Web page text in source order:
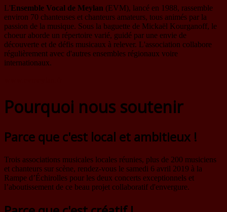
L'Ensemble Vocal de Meylan (EVM), lancé en 1988, rassemble
environ 70 chanteuses et chanteurs amateurs, tous animés par la
passion de la musique. Sous la baguette de Mickaël Kourganoff, le
choeur aborde un répertoire varié, guidé par une envie de
découverte et de défis musicaux à relever. L'association collabore
régulièrement avec d'autres ensembles régionaux voire
internationaux.
Pourquoi nous soutenir
Parce que c'est local et ambitieux !
Trois associations musicales locales réunies, plus de 200 musiciens
et chanteurs sur scène, rendez-vous le samedi 6 avril 2019 à la
Rampe d’Échirolles pour les deux concerts exceptionnels et
l’aboutissement de ce beau projet collaboratif d'envergure.